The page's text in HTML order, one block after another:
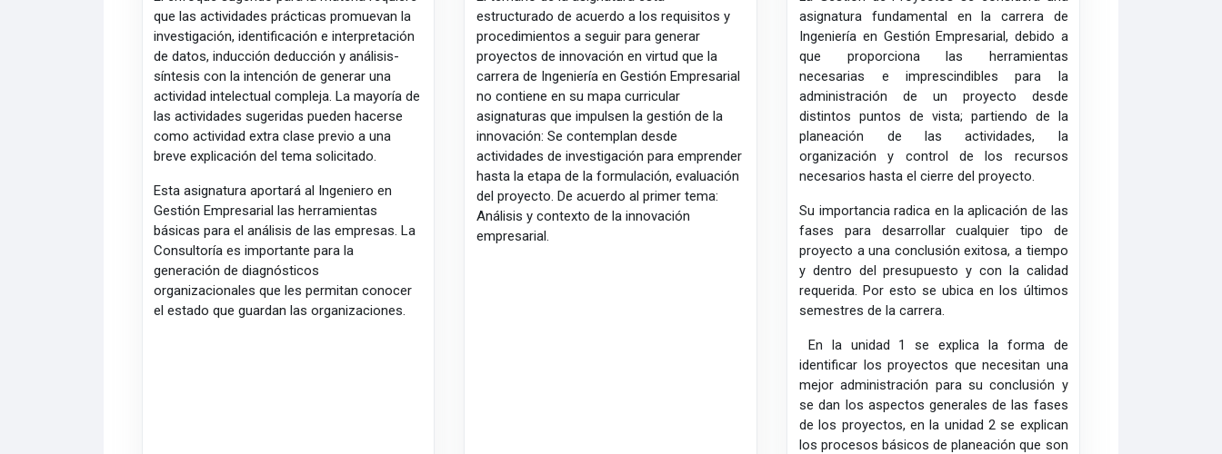
que las actividades prácticas promuevan la
investigación, identificación e interpretación
de datos, inducción deducción y análisis-
síntesis con la intención de generar una
actividad intelectual compleja. La mayoría de
las actividades sugeridas pueden hacerse
como actividad extra clase previo a una
breve explicación del tema solicitado.
Esta asignatura aportará al Ingeniero en
Gestión Empresarial las herramientas
básicas para el análisis de las empresas. La
Consultoría es importante para la
generación de diagnósticos
organizacionales que les permitan conocer
el estado que guardan las organizaciones.
estructurado de acuerdo a los requisitos y
procedimientos a seguir para generar
proyectos de innovación en virtud que la
carrera de Ingeniería en Gestión Empresarial
no contiene en su mapa curricular
asignaturas que impulsen la gestión de la
innovación: Se contemplan desde
actividades de investigación para emprender
hasta la etapa de la formulación, evaluación
del proyecto. De acuerdo al primer tema:
Análisis y contexto de la innovación
empresarial.
asignatura fundamental en la carrera de
Ingeniería en Gestión Empresarial, debido a
que proporciona las herramientas
necesarias e imprescindibles para la
administración de un proyecto desde
distintos puntos de vista; partiendo de la
planeación de las actividades, la
organización y control de los recursos
necesarios hasta el cierre del proyecto.
Su importancia radica en la aplicación de las
fases para desarrollar cualquier tipo de
proyecto a una conclusión exitosa, a tiempo
y dentro del presupuesto y con la calidad
requerida. Por esto se ubica en los últimos
semestres de la carrera.
En la unidad 1 se explica la forma de
identificar los proyectos que necesitan una
mejor administración para su conclusión y
se dan los aspectos generales de las fases
de los proyectos, en la unidad 2 se explican
los procesos básicos de planeación que son